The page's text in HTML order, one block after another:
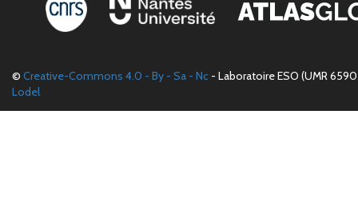
© Creative-Commons 4.0 - By - Sa - Nc - Laboratoire ESO (UMR
Lodel